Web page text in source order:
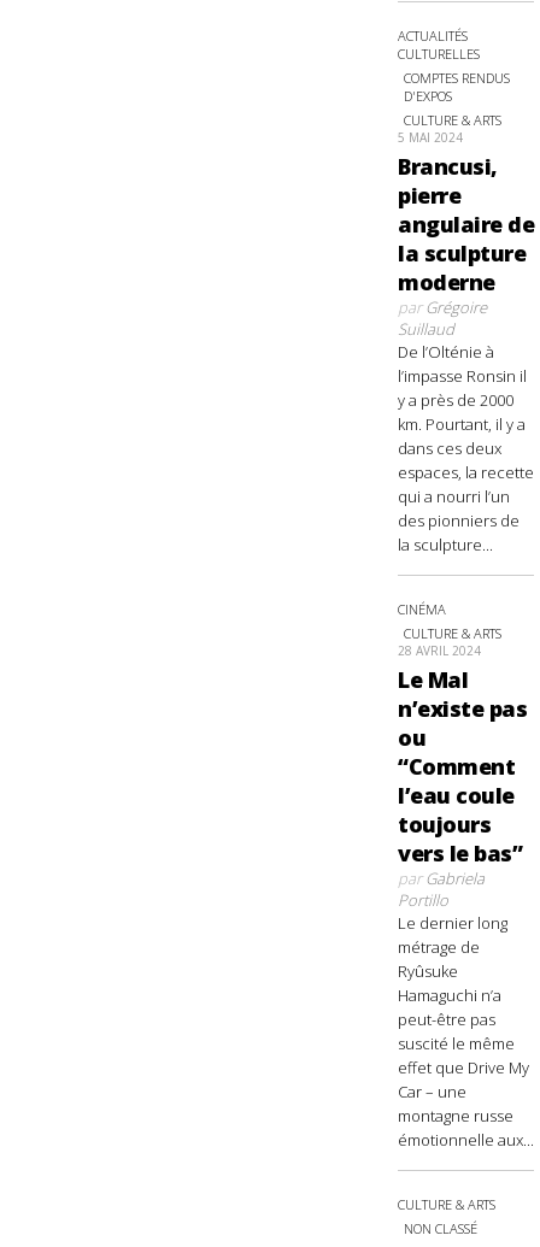
ACTUALITÉS
CULTURELLES
COMPTES RENDUS
D'EXPOS
CULTURE & ARTS
5 MAI 2024
Brancusi,
pierre
angulaire de
la sculpture
moderne
parGrégoire
Suillaud
De l’Olténie à
l’impasse Ronsin il
y a près de 2000
km. Pourtant, il y a
dans ces deux
espaces, la recette
qui a nourri l’un
des pionniers de
la sculpture...
CINÉMA
CULTURE & ARTS
28 AVRIL 2024
Le Mal
n’existe pas
ou
“Comment
l’eau coule
toujours
vers le bas”
parGabriela
Portillo
Le dernier long
métrage de
Ryûsuke
Hamaguchi n’a
peut-être pas
suscité le même
effet que Drive My
Car – une
montagne russe
émotionnelle aux...
CULTURE & ARTS
NON CLASSÉ